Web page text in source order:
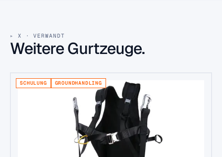
X · VERWANDT
Weitere Gurtzeuge.
SCHULUNG GROUNDHANDLING